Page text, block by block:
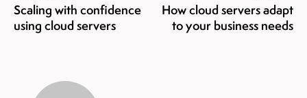
Scaling with confidence
using cloud servers
How cloud servers adapt
to your business needs